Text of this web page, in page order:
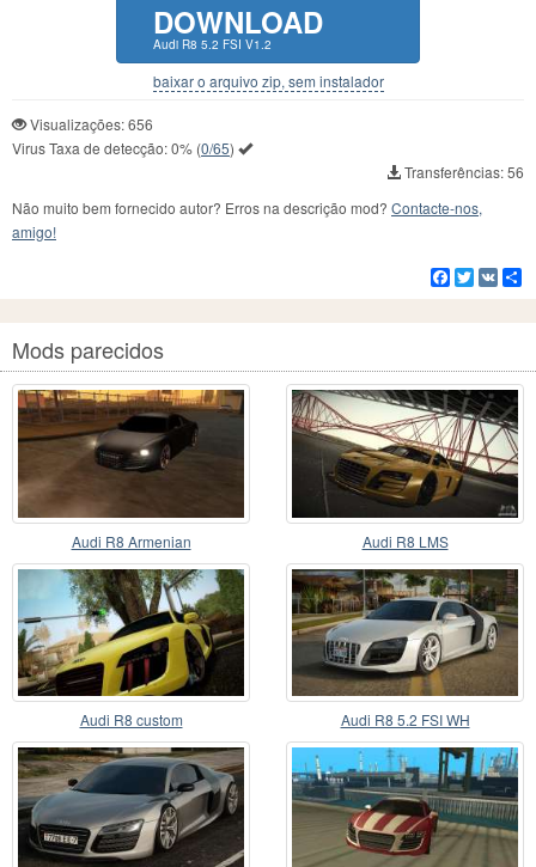
DOWNLOAD
Audi R8 5.2 FSI V1.2
baixar o arquivo zip, sem instalador
Visualizações: 656
Virus Taxa de detecção:0% (0/65)
Transferências: 56
Não muito bem fornecido autor? Erros na descrição mod? Contacte-nos,
amigo!
Facebook
Twitter
VK
Mods parecidos
Audi R8 Armenian Audi R8 LMS
Audi R8 custom Audi R8 5.2 FSI WH